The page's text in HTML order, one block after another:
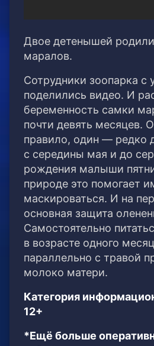
Двое детенышей
маралов.
Сотрудники зоопарка с
поделились видео. И
беременность самки
почти девять месяцев.
правило, один — редко
с середины мая и до
рождения малыши
природе это помогает
маскироваться. И на
основная защита
Самостоятельно
в возрасте одного
параллельно с травой
молоко матери.
Категория
12+
*Ещё больше